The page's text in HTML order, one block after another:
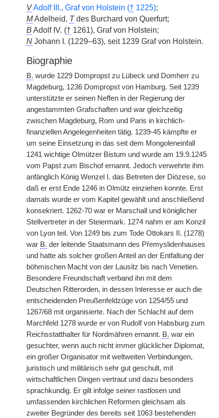
VAdolf III., Graf von Holstein († 1225);
MAdelheid, Tdes Burchard von Querfurt;
B Adolf IV. († 1261), Graf von Holstein;
N Johann I. (1229–63), seit 1239 Graf von Holstein.
Biographie
B. wurde 1229 Dompropst zu Lübeck und Domherr zu
Magdeburg, 1236 Dompropst von Hamburg. Seit 1239
unterstützte er seinen Neffen in der Regierung der
angestammten Grafschaften und war gleichzeitig
zwischen Magdeburg, Rom und Paris in kirchlich-
finanziellen Angelegenheiten tätig. 1239-45 kämpfte er
um seine Einsetzung in das seit dem Mongoleneinfall
1241 wichtige Olmützer Bistum und wurde am 19.9.1245
vom Papst zum Bischof ernannt. Jedoch verwehrte ihm
anfänglich König Wenzel I. das Betreten der Diözese, so
daß er erst Ende 1246 in Olmütz einziehen konnte. Erst
damals wurde er vom Kapitel gewählt und anschließend
konsekriert. 1262-70 war er Marschall und königlicher
Stellvertreter in der Steiermark. 1274 nahm er am Konzil
von Lyon teil. Von 1249 bis zum Tode Ottokars II. (1278)
war B. der leitende Staatsmann des Přemyslidenhauses
und hatte als solcher großen Anteil an der Entfaltung der
böhmischen Macht von der Lausitz bis nach Venetien.
Besondere Freundschaft verband ihn mit dem
Deutschen Ritterorden, in dessen Interesse er auch die
entscheidenden Preußenfeldzüge von 1254/55 und
1267/68 mit organisierte. Nach der Schlacht auf dem
Marchfeld 1278 wurde er von Rudolf von Habsburg zum
Reichsstatthalter für Nordmähren ernannt. B. war ein
gesuchter, wenn auch nicht immer glücklicher Diplomat,
ein großer Organisator mit weltweiten Verbindungen,
juristisch und militärisch sehr gut geschult, mit
wirtschaftlichen Dingen vertraut und dazu besonders
sprachkundig. Er gilt infolge seiner rastlosen und
umfassenden kirchlichen Reformen gleichsam als
zweiter Begründer des bereits seit 1063 bestehenden